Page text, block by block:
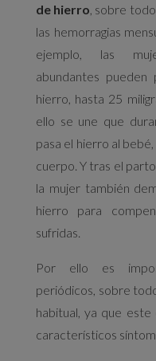
de hierro , sobre
las hemorragias
ejemplo, las
abundantes
hierro, hasta 25
ello se une que
pasa el hierro al
cuerpo. Y tras el
la mujer también
hierro para
sufridas.
Por ello es
periódicos, sobre
habitual, ya que
característicos